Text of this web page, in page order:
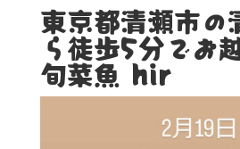
東京都清瀬市の
ら徒歩5分でお
旬菜魚 hir